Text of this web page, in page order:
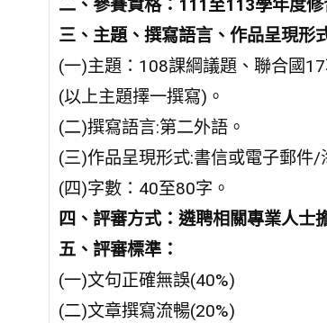
二、參賽資格：111至113學年度
三、主題、撰寫語言、作品呈現形
(一)主題：108課綱議題、聯合國
(以上主題擇一撰寫)。
(二)撰寫語言:第二外語。
(三)作品呈現形式:書信或電子郵件
(四)字數：40至80字。
四、評審方式：遴聘相關專業人士
五、評審標準：
(一)文句正確無誤(40%)
(二)文章撰寫流暢(20%)